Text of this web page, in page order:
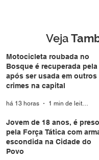
Veja
Motocicleta roubada no
Bosque é recuperada pela
após ser usada em outros
crimes na capital
há 13 horas 1 min de leitura
Jovem de 18 anos, é preso
pela Força Tática com
escondida na Cidade do
Povo